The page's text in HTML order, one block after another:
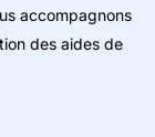
accompagnons
des aides de